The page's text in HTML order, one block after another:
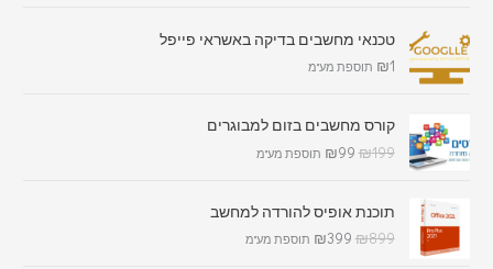
טכנאי מחשבים בדיקה באשראי פייפל
₪1 תוספת מע"מ
קורס מחשבים בזום למבוגרים
₪199
₪99 תוספת מע"מ
תוכנת אופיס להורדה למחשב
₪899
₪399 תוספת מע"מ